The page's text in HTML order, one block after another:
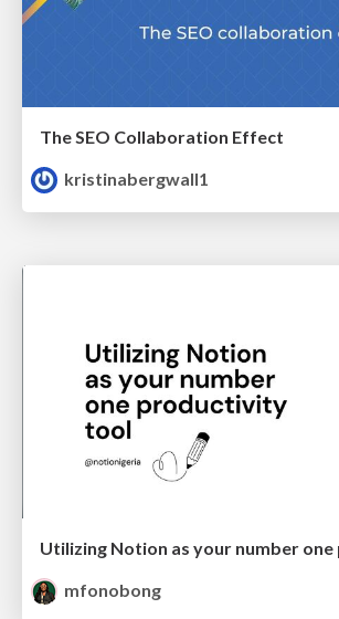
The SEO Collaboration Effect
kristinabergwall1
mfonobong